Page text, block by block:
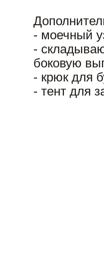
- моечный
-
боковую
- крюк для
- тент для